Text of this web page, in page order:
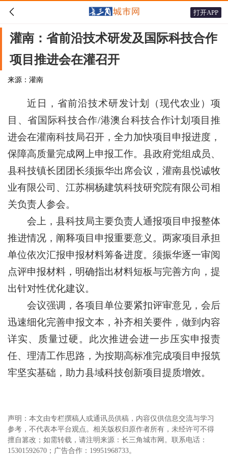
 打开APP
灌南：省前沿技术研发及国际科技合作
项目推进会在灌召开
来源：灌南
近日，省前沿技术研发计划（现代农业）项
目、省国际科技合作/港澳台科技合作计划项目推
进会在灌南科技局召开，全力加快项目申报进度，
保障高质量完成网上申报工作。县政府党组成员、
县科技镇长团团长须振华出席会议，灌南县悦诚牧
业有限公司、江苏桐杨建筑科技研究院有限公司相
关负责人参会。
会上，县科技局主要负责人通报项目申报整体
推进情况，阐释项目申报重要意义。两家项目承担
单位依次汇报申报材料筹备进度。须振华逐一审阅
点评申报材料，明确指出材料短板与完善方向，提
出针对性优化建议。
会议强调，各项目单位要紧扣评审意见，会后
迅速细化完善申报文本，补齐相关要件，做到内容
详实、质量过硬。此次推进会进一步压实申报责
任、理清工作思路，为按期高标准完成项目申报筑
牢坚实基础，助力县域科技创新项目提质增效。
声明：本文由专栏撰稿人或通讯员供稿，内容仅供信息交流与学习
参考，不代表本平台观点。相关版权归原作者所有，未经许可不得
擅自篡改；如需转载，请注明来源：长三角城市网。联系电话：
15301592670；广告合作：19951968733。